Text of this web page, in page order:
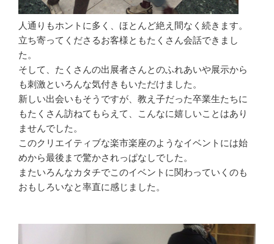
人通りもホントに多く、ほとんど絶え間なく続きます。
立ち寄ってくださるお客様ともたくさん会話できまし
た。
そして、たくさんの出展者さんとのふれあいや展示から
も刺激といろんな気付きもいただけました。
新しい出会いもそうですが、教え子だった卒業生たちに
もたくさん訪ねてもらえて、こんなに嬉しいことはあり
ませんでした。
このクリエイティブな楽市楽座のようなイベントには始
めから最後まで驚かされっぱなしでした。
またいろんなカタチでこのイベントに関わっていくのも
おもしろいなと率直に感じました。